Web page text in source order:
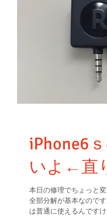
iPhone6
いよ←直
本日の修理でちょっと変わったことが有りました
全部分解が基本なので
は普通に使えるんです